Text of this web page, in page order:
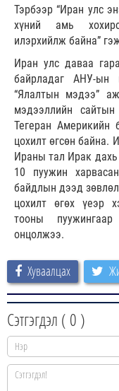
Тэрбээр “Иран улс
хүний амь
илэрхийлж байна”
Иран улс даваа
байрладаг АНУ-ын
“Ялалтын мэдээ”
мэдээллийн
Тегеран Америкийн
цохилт өгсөн байна.
Ираны тал Ирак
10 пуужин
байдлын дээд
цохилт өгөх үеэр
тооны
онцолжээ.
Хуваалцах
Сэтгэгдэл ( 0 )